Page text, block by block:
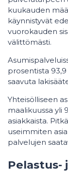
kuukauden
käynnistyvät
vuorokauden
välittömästi.
prosentista
saavuta
Yhteisölliseen
maalikuussa yli
asiakkaista.
useimmiten
palvelujen
Pelastus-